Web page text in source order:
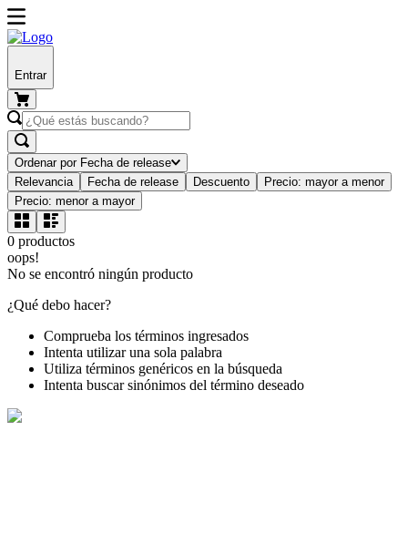
Entrar
Ordenar por Fecha de release
Relevancia
Fecha de release Descuento
Precio: mayor a menor
Precio: menor a mayor
0 productos
oops!
No se encontró ningún producto
¿Qué debo hacer?
Comprueba los términos ingresados
Intenta utilizar una sola palabra
Utiliza términos genéricos en la búsqueda
Intenta buscar sinónimos del término deseado